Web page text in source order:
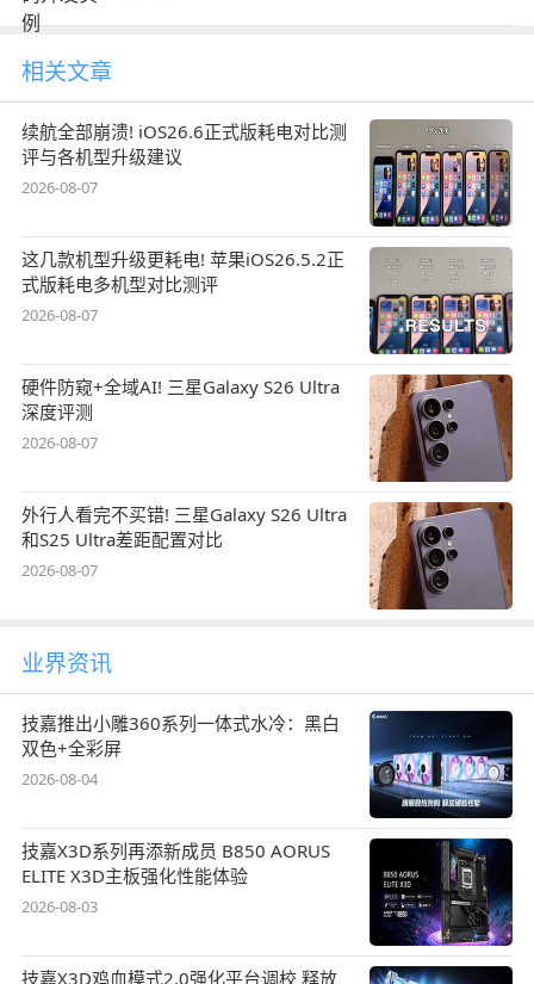
相关文章
续航全部崩溃! iOS26.6正式版耗电对比测
评与各机型升级建议
2026-08-07
这几款机型升级更耗电! 苹果iOS26.5.2正
式版耗电多机型对比测评
2026-08-07
硬件防窥+全域AI! 三星Galaxy S26 Ultra
深度评测
2026-08-07
外行人看完不买错! 三星Galaxy S26 Ultra
和S25 Ultra差距配置对比
2026-08-07
业界资讯
技嘉推出小雕360系列一体式水冷：黑白
双色+全彩屏
2026-08-04
技嘉X3D系列再添新成员 B850 AORUS
ELITE X3D主板强化性能体验
2026-08-03
技嘉X3D鸡血模式2.0强化平台调校 释放